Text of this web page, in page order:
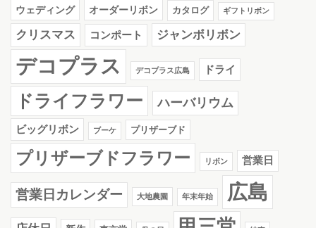
ウェディング オーダーリボン カタログ ギフトリボン
クリスマス コンポート ジャンボリボン
デコプラス デコプラス広島 ドライ
ドライフラワー ハーバリウム
ビッグリボン ブーケ プリザーブド
プリザーブドフラワー リボン 営業日
営業日カレンダー 大地農園 年末年始 広島